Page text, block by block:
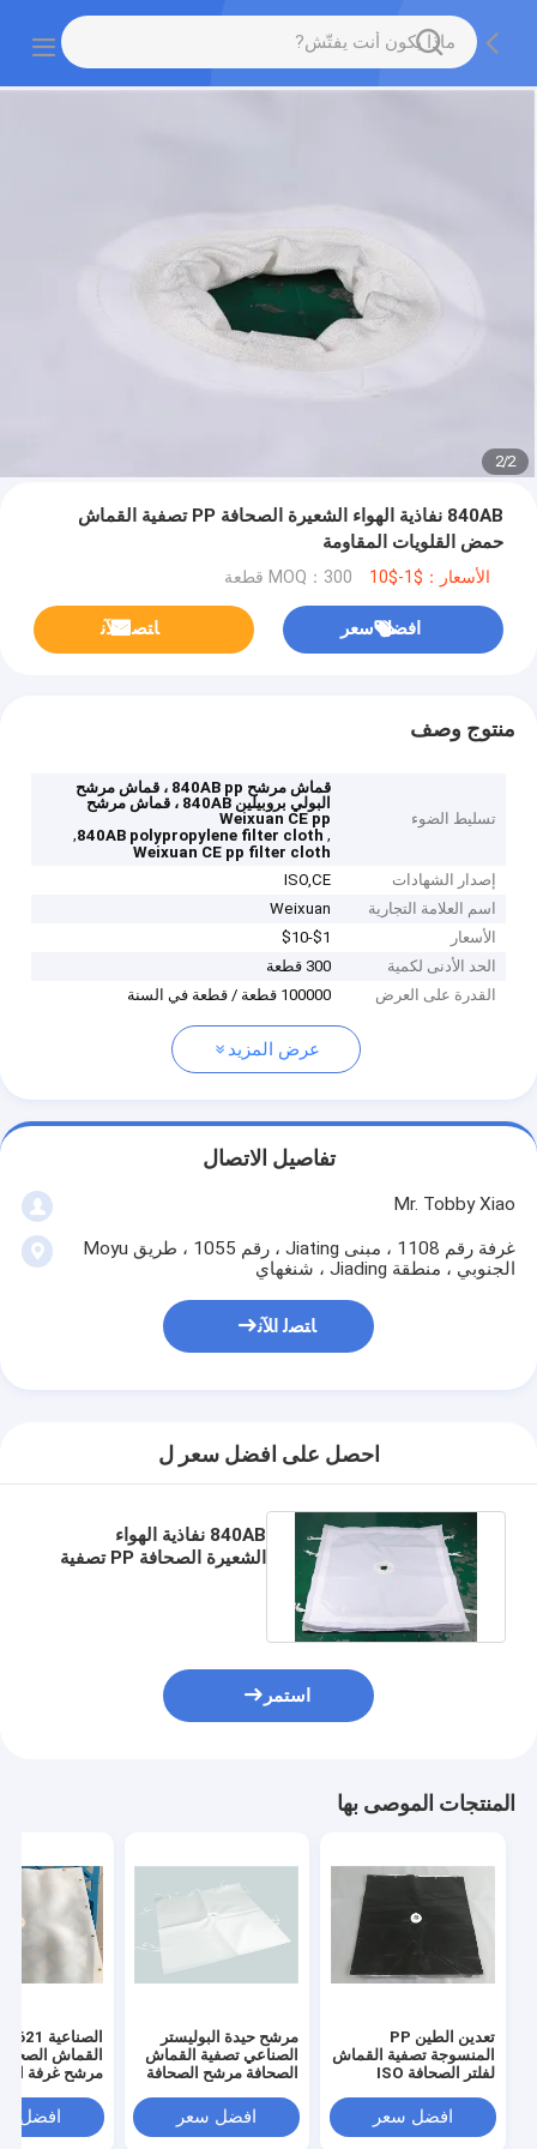
2
/
2
840AB نفاذية الهواء الشعيرة الصحافة PP تصفية القماش
حمض القلويات المقاومة
الأسعار：$1-$10 MOQ：300 قطعة
افضل سعر ﺎﺘﺼﻟ ﺍﻶﻧ
منتوج وصف
تسليط الضوء
قماش مرشح 840AB pp ، قماش مرشح
البولي بروبيلين 840AB ، قماش مرشح
Weixuan CE pp
,
840AB polypropylene filter cloth
,
Weixuan CE pp filter cloth
إصدار الشهادات
ISO,CE
اسم العلامة التجارية
Weixuan
الأسعار
$1-$10
الحد الأدنى لكمية
300 قطعة
القدرة على العرض
100000 قطعة / قطعة في السنة
عرض المزيد
تفاصيل الاتصال
Mr. Tobby Xiao
غرفة رقم 1108 ، مبنى Jiating ، رقم 1055 ، طريق Moyu
الجنوبي ، منطقة Jiading ، شنغهاي
ﺎﺘﺼﻟ ﺍﻶﻧ
احصل على افضل سعر ل
840AB نفاذية الهواء
الشعيرة الصحافة PP تصفية
استمر
المنتجات الموصى بها
تعدين الطين PP
المنسوجة تصفية القماش
لفلتر الصحافة ISO
افضل سعر
مرشح حيدة البوليستر
الصناعي تصفية القماش
الصحافة مرشح الصحافة
افضل سعر
القماش
مرشح غرفة
افضل